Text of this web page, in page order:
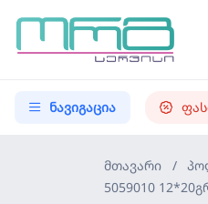
ნავიგაცია
მთავარი /
5059010